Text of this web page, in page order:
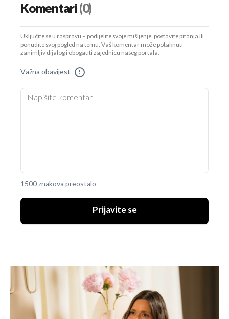
Komentari(0)
Uključite se u raspravu – podijelite svoje mišljenje, postavite pitanja ili
ponudite svoj pogled na temu. Vaš komentar može potaknuti
zanimljiv dijalog i obogatiti zajednicu našeg portala.
Važna obavijest !
1500 znakova preostalo
Prijavite se